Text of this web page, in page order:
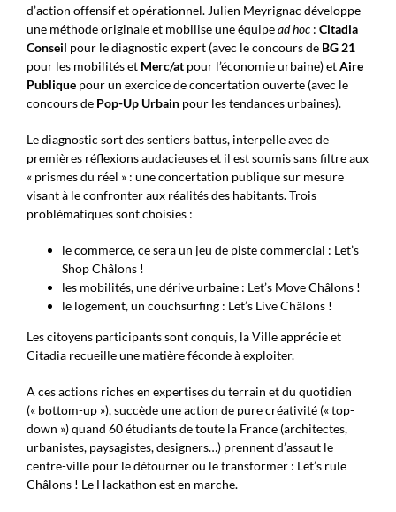
d’action offensif et opérationnel. Julien Meyrignac développe
une méthode originale et mobilise une équipead hoc : Citadia
Conseil pour le diagnostic expert (avec le concours de BG 21
pour les mobilités et Merc/at pour l’économie urbaine) etAire
Publique pour un exercice de concertation ouverte (avec le
concours de Pop-Up Urbain pour les tendances urbaines).
Le diagnostic sort des sentiers battus, interpelle avec de
premières réflexions audacieuses et il est soumis sans filtre aux
« prismes du réel » : une concertation publique sur mesure
visant à le confronter aux réalités des habitants. Trois
problématiques sont choisies :
le commerce, ce sera un jeu de piste commercial : Let’s
Shop Châlons !
les mobilités, une dérive urbaine : Let’s Move Châlons !
le logement, un couchsurfing : Let’s Live Châlons !
Les citoyens participants sont conquis, la Ville apprécie et
Citadia recueille une matière féconde à exploiter.
A ces actions riches en expertises du terrain et du quotidien
(« bottom-up »), succède une action de pure créativité (« top-
down ») quand 60 étudiants de toute la France (architectes,
urbanistes, paysagistes, designers…) prennent d’assaut le
centre-ville pour le détourner ou le transformer : Let’s rule
Châlons ! Le Hackathon est en marche.